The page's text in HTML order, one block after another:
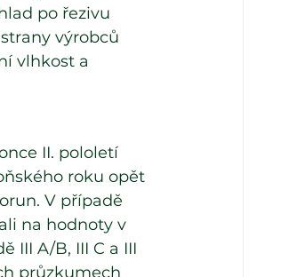
po řezivu
výrobců
vlhkost a
II. pololetí
roku opět
V případě
na hodnoty v
III A/B, III C a III
průzkumech